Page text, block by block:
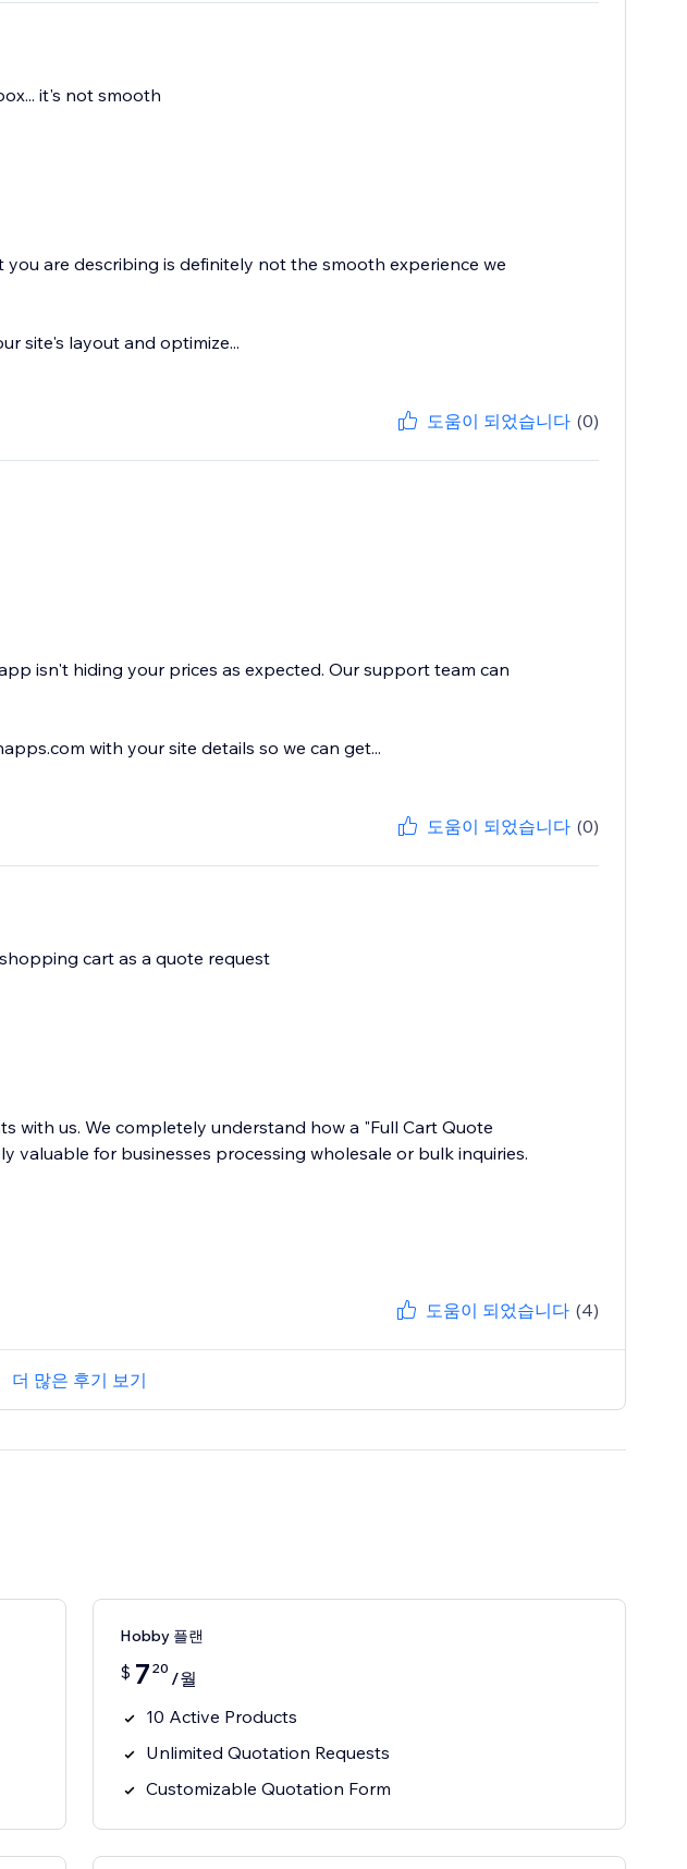
it's not smooth
are describing is definitely not the smooth experience we
site's layout and optimize...
도움이 되었습니다 (0)
isn't hiding your prices as expected. Our support team can
with your site details so we can get...
도움이 되었습니다 (0)
cart as a quote request
with us. We completely understand how a "Full Cart Quote
valuable for businesses processing wholesale or bulk inquiries.
도움이 되었습니다 (4)
더 많은 후기 보기
Hobby 플랜
$ 7 20 /월
10 Active Products
Unlimited Quotation Requests
Customizable Quotation Form